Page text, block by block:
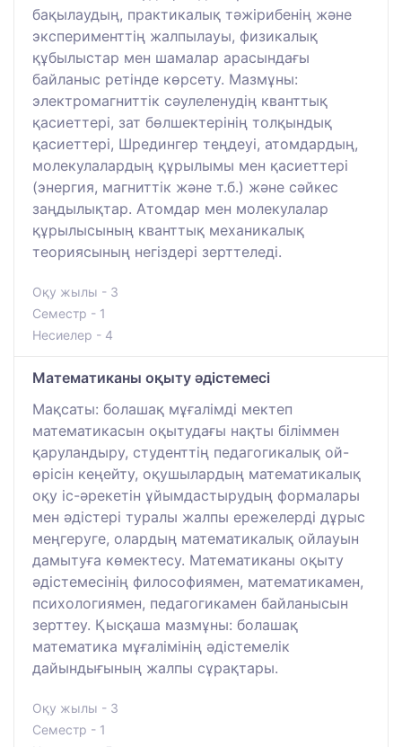
бақылаудың, практикалық тәжірибенің және
эксперименттің жалпылауы, физикалық
құбылыстар мен шамалар арасындағы
байланыс ретінде көрсету. Мазмұны:
электромагниттік сәулеленудің кванттық
қасиеттері, зат бөлшектерінің толқындық
қасиеттері, Шредингер теңдеуі, атомдардың,
молекулалардың құрылымы мен қасиеттері
(энергия, магниттік және т.б.) және сәйкес
заңдылықтар. Атомдар мен молекулалар
құрылысының кванттық механикалық
теориясының негіздері зерттеледі.
Оқу жылы - 3
Семестр - 1
Несиелер - 4
Математиканы оқыту әдістемесі
Мақсаты: болашақ мұғалімді мектеп
математикасын оқытудағы нақты біліммен
қаруландыру, студенттің педагогикалық ой-
өрісін кеңейту, оқушылардың математикалық
оқу іс-әрекетін ұйымдастырудың формалары
мен әдістері туралы жалпы ережелерді дұрыс
меңгеруге, олардың математикалық ойлауын
дамытуға көмектесу. Математиканы оқыту
әдістемесінің философиямен, математикамен,
психологиямен, педагогикамен байланысын
зерттеу. Қысқаша мазмұны: болашақ
математика мұғалімінің әдістемелік
дайындығының жалпы сұрақтары.
Оқу жылы - 3
Семестр - 1